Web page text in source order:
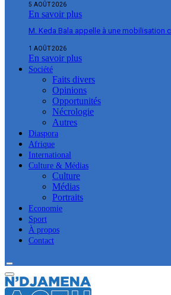
5 AOÛT 2026
En savoir plus
M. Keda Bala appelle à une mobilisation
1 AOÛT 2026
En savoir plus
Société
Faits divers
Opinions
Opportunités
Nécrologie
Autres
Diaspora
Afrique
International
Culture & Médias
Culture
Médias
Portraits
Economie
Sport
À propos
Contact